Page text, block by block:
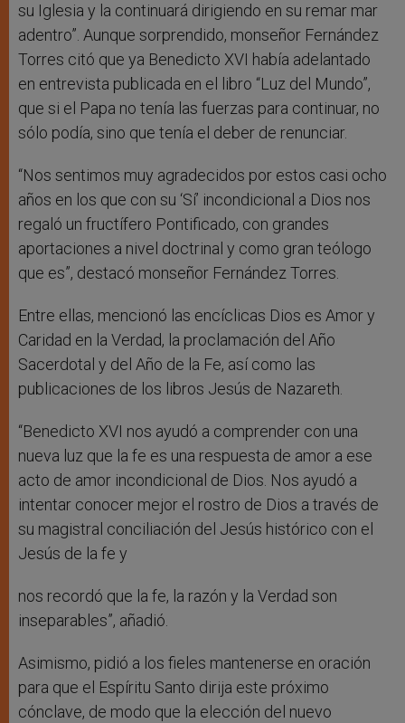
su Iglesia y la continuará dirigiendo en su remar mar
adentro”. Aunque sorprendido, monseñor Fernández
Torres citó que ya Benedicto XVI había adelantado
en entrevista publicada en el libro “Luz del Mundo”,
que si el Papa no tenía las fuerzas para continuar, no
sólo podía, sino que tenía el deber de renunciar.
“Nos sentimos muy agradecidos por estos casi ocho
años en los que con su ‘Sí’ incondicional a Dios nos
regaló un fructífero Pontificado, con grandes
aportaciones a nivel doctrinal y como gran teólogo
que es”, destacó monseñor Fernández Torres.
Entre ellas, mencionó las encíclicas Dios es Amor y
Caridad en la Verdad, la proclamación del Año
Sacerdotal y del Año de la Fe, así como las
publicaciones de los libros Jesús de Nazareth.
“Benedicto XVI nos ayudó a comprender con una
nueva luz que la fe es una respuesta de amor a ese
acto de amor incondicional de Dios. Nos ayudó a
intentar conocer mejor el rostro de Dios a través de
su magistral conciliación del Jesús histórico con el
Jesús de la fe y
nos recordó que la fe, la razón y la Verdad son
inseparables”, añadió.
Asimismo, pidió a los fieles mantenerse en oración
para que el Espíritu Santo dirija este próximo
cónclave, de modo que la elección del nuevo